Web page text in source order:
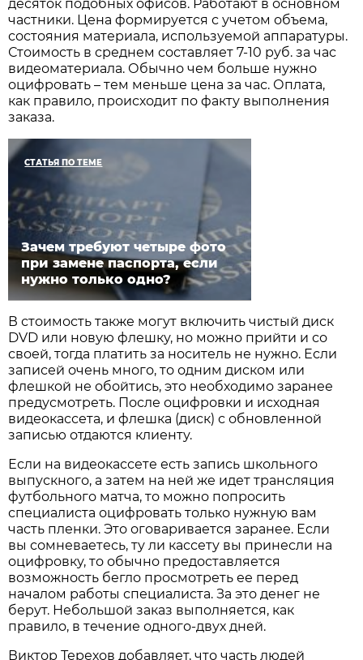
десяток подобных офисов. Работают в основном
частники. Цена формируется с учетом объема,
состояния материала, используемой аппаратуры.
Стоимость в среднем составляет 7-10 руб. за час
видеоматериала. Обычно чем больше нужно
оцифровать – тем меньше цена за час. Оплата,
как правило, происходит по факту выполнения
заказа.
СТАТЬЯ ПО ТЕМЕ
Зачем требуют четыре фото
при замене паспорта, если
нужно только одно?
В стоимость также могут включить чистый диск
DVD или новую флешку, но можно прийти и со
своей, тогда платить за носитель не нужно. Если
записей очень много, то одним диском или
флешкой не обойтись, это необходимо заранее
предусмотреть. После оцифровки и исходная
видеокассета, и флешка (диск) с обновленной
записью отдаются клиенту.
Если на видеокассете есть запись школьного
выпускного, а затем на ней же идет трансляция
футбольного матча, то можно попросить
специалиста оцифровать только нужную вам
часть пленки. Это оговаривается заранее. Если
вы сомневаетесь, ту ли кассету вы принесли на
оцифровку, то обычно предоставляется
возможность бегло просмотреть ее перед
началом работы специалиста. За это денег не
берут. Небольшой заказ выполняется, как
правило, в течение одного-двух дней.
Виктор Терехов добавляет, что часть людей